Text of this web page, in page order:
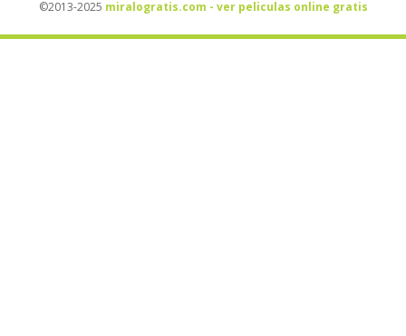
©2013-2025 miralogratis.com - ver peliculas online gratis